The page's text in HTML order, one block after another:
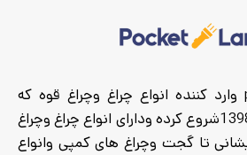
مجموعه pocketlamp وارد کننده انواع چراغ وچراغ قوه که
فعالیت خود را از سال1398شروع کرده ودارای انواع چراغ وچراغ
تا گجت وچراغ های کمپی وانواع